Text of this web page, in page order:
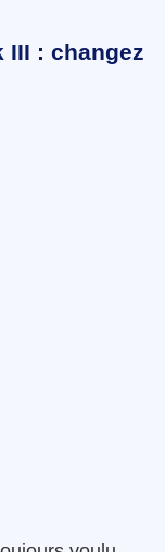
III : changez